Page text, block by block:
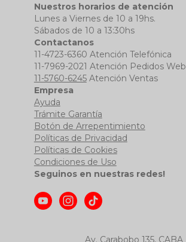
Nuestros horarios de atención
Lunes a Viernes de 10 a 19hs.
Sábados de 10 a 13:30hs
Contactanos
11-4723-6360 Atención Telefónica
11-7969-2021 Atención Pedidos Web
11-5760-6245Atención Ventas
Empresa
Ayuda
Trámite Garantía
Botón de Arrepentimiento
Políticas de Privacidad
Políticas de Cookies
Condiciones de Uso
Seguinos en nuestras redes!
Av. Carabobo 135, CABA